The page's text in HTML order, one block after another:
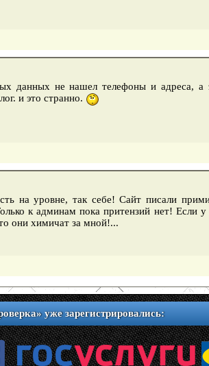
данных не нашел телефоны и адреса, а
и это странно.
на уровне, так себе! Сайт писали
к админам пока притензий нет! Если у
они химичат за мной!...
уже зарегистрировались: